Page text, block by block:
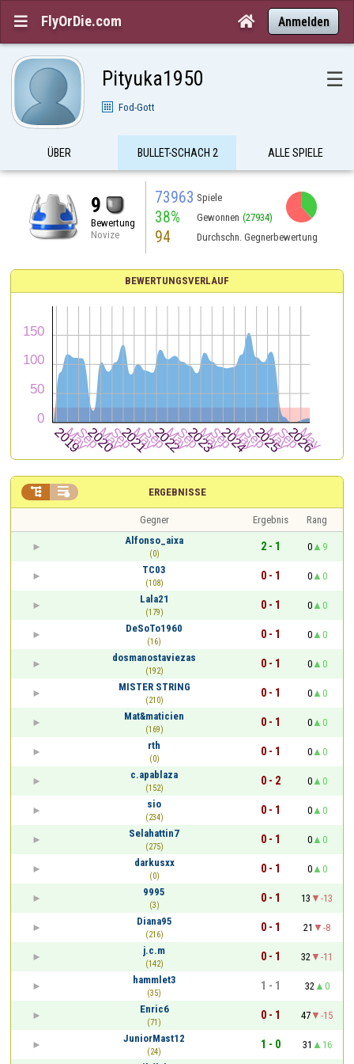
 FlyOrDie.com  Anmelden
Pityuka1950 ☰
Fod-Gott
ÜBER BULLET-SCHACH 2 ALLE SPIELE
9
Bewertung
Novize
73963 Spiele
38% Gewonnen (27934)
94 Durchschn. Gegnerbewertung
BEWERTUNGSVERLAUF
ERGEBNISSE
 
Gegner Ergebnis
Rang
Alfonso_aixa
(0)
2 - 1 0
9
TC03
(108)
0 - 1 0
0
Lala21
(179)
0 - 1 0
0
DeSoTo1960
(16)
0 - 1 0
0
dosmanostaviezas
(192)
0 - 1 0
0
MISTER STRING
(210)
0 - 1 0
0
Mat&maticien
(169)
0 - 1 0
0
rth
(0)
0 - 1 0
0
c.apablaza
(152)
0 - 2 0
0
sio
(234)
0 - 1 0
0
Selahattin7
(275)
0 - 1 0
0
darkusxx
(0)
0 - 1 0
0
9995
(3)
0 - 1 13
-13
Diana95
(216)
0 - 1 21
-8
j.c.m
(142)
0 - 1 32
-11
hammlet3
(35)
1 - 1 32
0
Enric6
(71)
0 - 1 47
-15
JuniorMast12
(24)
1 - 0 31
16